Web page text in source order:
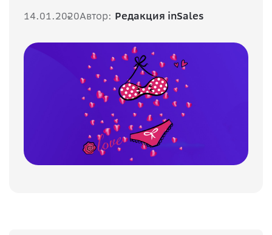
14.01.2020Автор: Редакция inSales